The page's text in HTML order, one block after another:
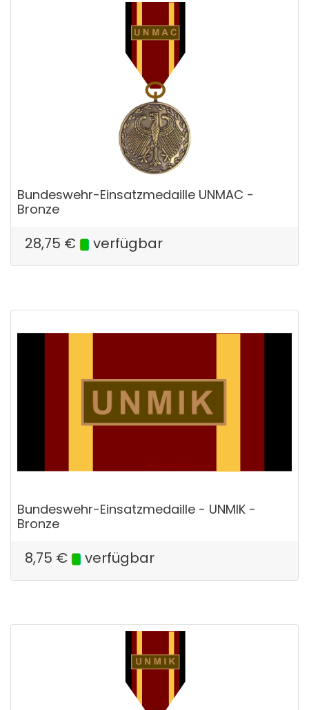
Bundeswehr-Einsatzmedaille UNMAC -
Bronze
28,75 € verfügbar
Bundeswehr-Einsatzmedaille - UNMIK -
Bronze
8,75 € verfügbar